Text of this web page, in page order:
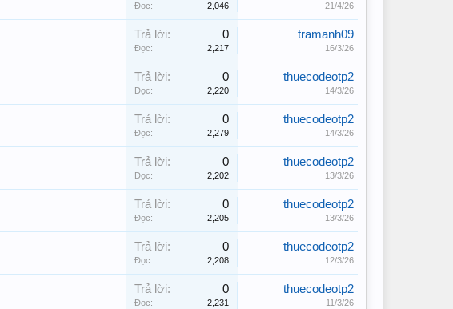
Đọc: 2,046 21/4/26
Trả lời: 0
Đọc: 2,217
tramanh09
16/3/26
Trả lời: 0
Đọc: 2,220
thuecodeotp2
14/3/26
Trả lời: 0
Đọc: 2,279
thuecodeotp2
14/3/26
Trả lời: 0
Đọc: 2,202
thuecodeotp2
13/3/26
Trả lời: 0
Đọc: 2,205
thuecodeotp2
13/3/26
Trả lời: 0
Đọc: 2,208
thuecodeotp2
12/3/26
Trả lời: 0
Đọc: 2,231
thuecodeotp2
11/3/26